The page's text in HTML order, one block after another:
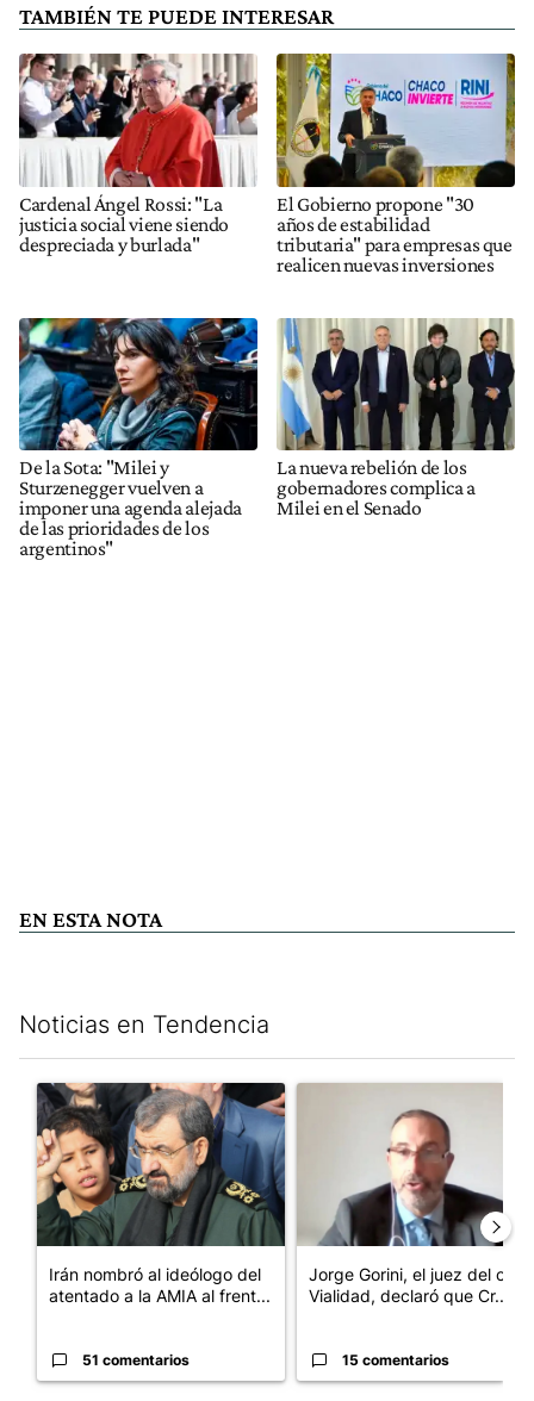
TAMBIÉN TE PUEDE INTERESAR
Cardenal Ángel Rossi: "La
justicia social viene siendo
despreciada y burlada"
El Gobierno propone "30
años de estabilidad
tributaria" para empresas que
realicen nuevas inversiones
De la Sota: "Milei y
Sturzenegger vuelven a
imponer una agenda alejada
de las prioridades de los
argentinos"
La nueva rebelión de los
gobernadores complica a
Milei en el Senado
EN ESTA NOTA
Noticias en Tendencia
Un artículo de tendencia con el título "Irán nombró al ideólogo
Irán nombró al ideólogo del
atentado a la AMIA al frent...
51 comentarios
Jorge Gorini, el juez del caso
Vialidad, declaró que Cr...
15 comentarios